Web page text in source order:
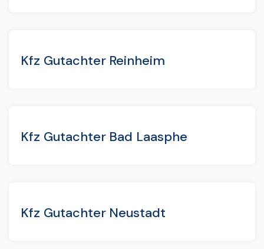
Kfz Gutachter Reinheim
Kfz Gutachter Bad Laasphe
Kfz Gutachter Neustadt